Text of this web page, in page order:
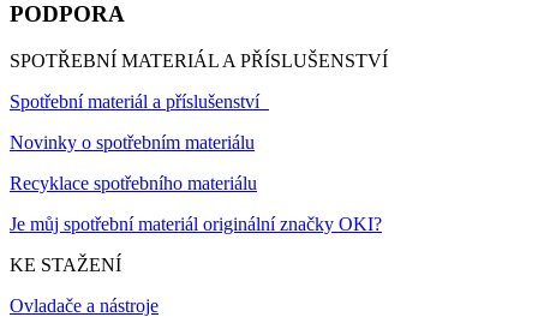
PODPORA
SPOTŘEBNÍ MATERIÁL A PŘÍSLUŠENSTVÍ
Spotřební materiál a příslušenství
Novinky o spotřebním materiálu
Recyklace spotřebního materiálu
Je můj spotřební materiál originální značky OKI?
KE STAŽENÍ
Ovladače a nástroje